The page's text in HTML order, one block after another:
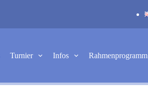
Turnier Infos Rahmenprogramm